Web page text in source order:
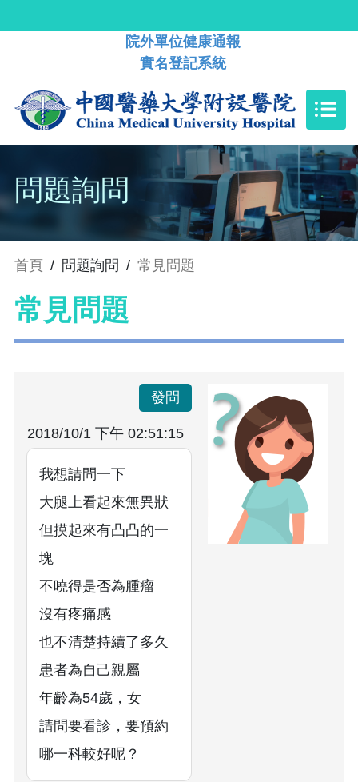
院外單位健康通報
實名登記系統
問題詢問
首頁 / 問題詢問 / 常見問題
常見問題
發問
2018/10/1 下午 02:51:15
我想請問一下
大腿上看起來無異狀
但摸起來有凸凸的一
塊
不曉得是否為腫瘤
沒有疼痛感
也不清楚持續了多久
患者為自己親屬
年齡為54歲，女
請問要看診，要預約
哪一科較好呢？